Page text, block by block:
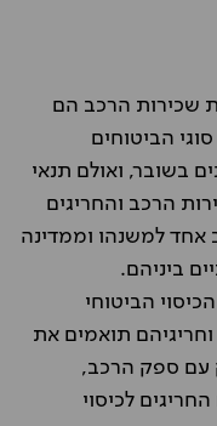
שכירות הרכב הם
הביטוחים
בשובר, ואולם תנאי
הרכב והחריגים
אחד למשנהו וממדינה
ביניהם.
הביטוחי
וחריגיהם תואמים את
עם ספק הרכב,
לכיסוי